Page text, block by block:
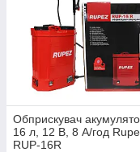
Обприскувач
16 л, 12 В, 8 А/год
RUP-16R